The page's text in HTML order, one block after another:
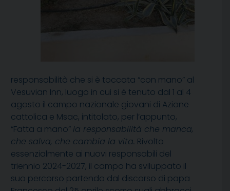
responsabilità che si è toccata “con mano” al
Vesuvian Inn, luogo in cui si è tenuto dal 1 al 4
agosto il campo nazionale giovani di Azione
cattolica e Msac, intitolato, per l’appunto,
“Fatta a mano” la responsabilità che manca,
che salva, che cambia la vita. Rivolto
essenzialmente ai nuovi responsabili del
triennio 2024-2027, il campo ha sviluppato il
suo percorso partendo dal discorso di papa